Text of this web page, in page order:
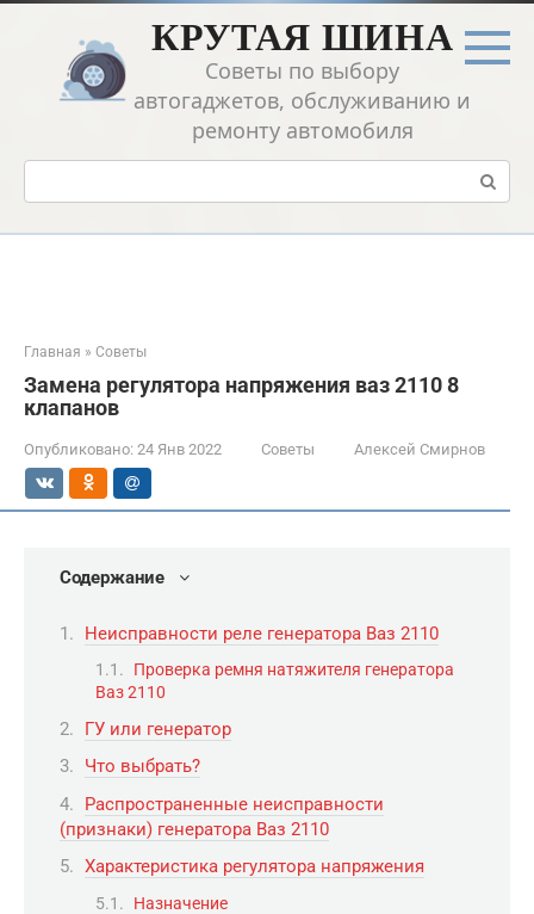
Перейти
контенту
КРУТАЯ ШИНА
Советы по выбору
автогаджетов, обслуживанию и
ремонту автомобиля
Поиск:
Главная » Советы
Замена регулятора напряжения ваз 2110 8
клапанов
Опубликовано: 24 Янв 2022 Советы Алексей Смирнов
Содержание
Неисправности реле генератора Ваз 2110
Проверка ремня натяжителя генератора
Ваз 2110
ГУ или генератор
Что выбрать?
Распространенные неисправности
(признаки) генератора Ваз 2110
Характеристика регулятора напряжения
Назначение